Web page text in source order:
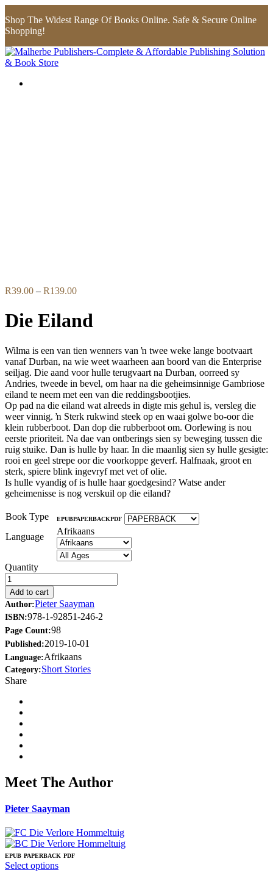
Shop The Widest Range Of Books Online. Safe & Secure Online
Shopping!
R39.00 – R139.00Price
R39.00
through
Die Eiland
Wilma is een van tien wenners van ŉ twee weke lange bootvaart
vanaf Durban, na wie weet waarheen aan boord van die Enterprise
seiljag. Die aand voor hulle terugvaart na Durban, oorreed sy
Andries, tweede in bevel, om haar na die geheimsinnige Gambriose
eiland te neem met een van die reddingsbootjies.
Op pad na die eiland wat alreeds in digte mis gehul is, versleg die
weer vinnig. ŉ Sterk rukwind steek op en waai golwe bo-oor die
klein rubberboot. Dan dop die rubberboot om. Oorlewing is nou
eerste prioriteit. Na dae van ontberings sien sy beweging tussen die
ruig stuike. Dan is hulle by haar. In die maanlig sien sy hulle gesigte:
rooi en geel strepe oor die voorkoppe geverf. Halfnaak, groot en
sterk, spiere blink ingevryf met vet of olie.
Is hulle vyandig of is hulle haar goedgesind? Watse ander
geheimenisse is nog verskuil op die eiland?
Book Type EPUBPAPERBACKPDF
Language
Afrikaans
Quantity
Add to cart
Author:Pieter Saayman
ISBN:978-1-92851-246-2
Page Count:98
Published:2019-10-01
Language:Afrikaans
Category:Short Stories
Share
Meet The Author
Pieter Saayman
EPUB PAPERBACK PDF
Select optionsThis